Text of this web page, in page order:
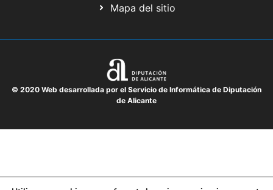
Mapa del sitio
© 2020 Web desarrollada por el Servicio de Informática de Diputación
de Alicante